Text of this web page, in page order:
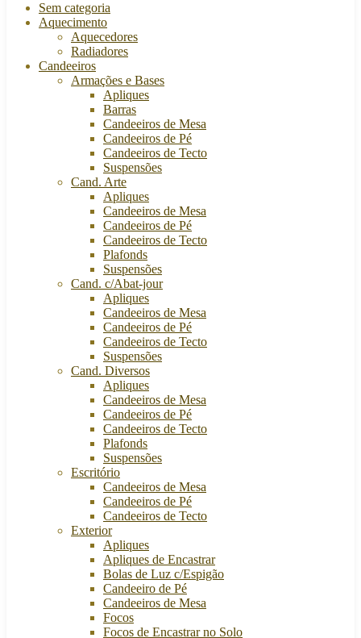
Sem categoria
Aquecimento
Aquecedores
Radiadores
Candeeiros
Armações e Bases
Apliques
Barras
Candeeiros de Mesa
Candeeiros de Pé
Candeeiros de Tecto
Suspensões
Cand. Arte
Apliques
Candeeiros de Mesa
Candeeiros de Pé
Candeeiros de Tecto
Plafonds
Suspensões
Cand. c/Abat-jour
Apliques
Candeeiros de Mesa
Candeeiros de Pé
Candeeiros de Tecto
Suspensões
Cand. Diversos
Apliques
Candeeiros de Mesa
Candeeiros de Pé
Candeeiros de Tecto
Plafonds
Suspensões
Escritório
Candeeiros de Mesa
Candeeiros de Pé
Candeeiros de Tecto
Exterior
Apliques
Apliques de Encastrar
Bolas de Luz c/Espigão
Candeeiro de Pé
Candeeiros de Mesa
Focos
Focos de Encastrar no Solo